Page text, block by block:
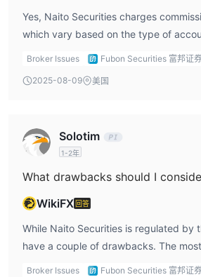
Yes, Naito Securities charges
which vary based on the type of
being traded. For consignment
trading fees range from JPY 272 to
impact your costs, especially if you’re
suggest double-checking with their
team for a detailed breakdown of
Broker Issues Fubon Securities 富邦证
2025-08-09 美国
Solotim
1-2年
WikiFX 回答
While Naito Securities is regulated by
have a couple of drawbacks. The
disadvantage is the complicated fee
Broker Issues Fubon Securities 富邦证